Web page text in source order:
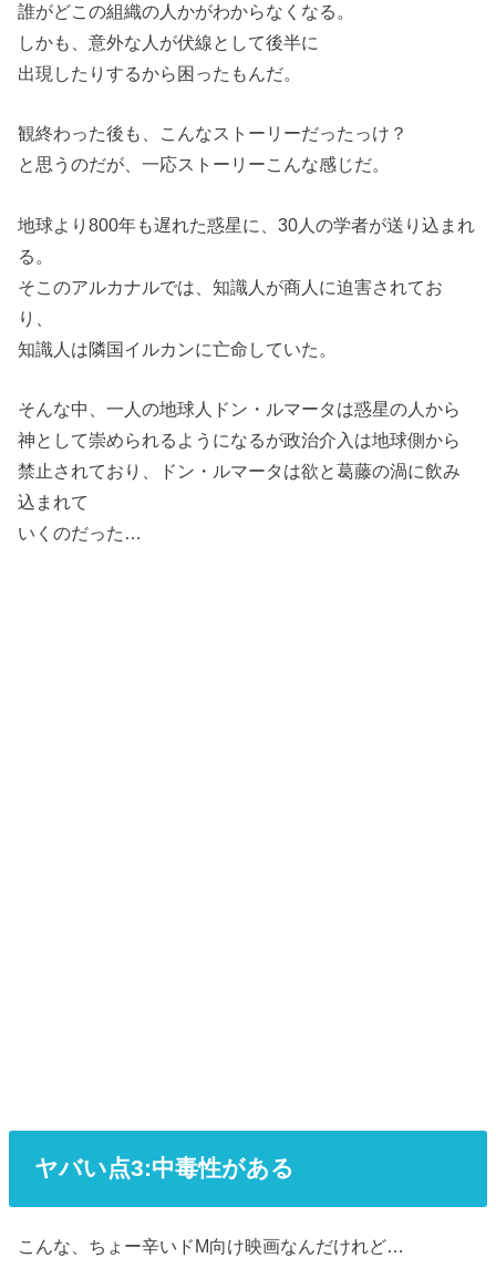
誰がどこの組織の人かがわからなくなる。
しかも、意外な人が伏線として後半に
出現したりするから困ったもんだ。
観終わった後も、こんなストーリーだったっけ？
と思うのだが、一応ストーリーこんな感じだ。
地球より800年も遅れた惑星に、30人の学者が送り込まれ
る。
そこのアルカナルでは、知識人が商人に迫害されてお
り、
知識人は隣国イルカンに亡命していた。
そんな中、一人の地球人ドン・ルマータは惑星の人から
神として崇められるようになるが政治介入は地球側から
禁止されており、ドン・ルマータは欲と葛藤の渦に飲み
込まれて
いくのだった…
ヤバい点3:中毒性がある
こんな、ちょー辛いドM向け映画なんだけれど…